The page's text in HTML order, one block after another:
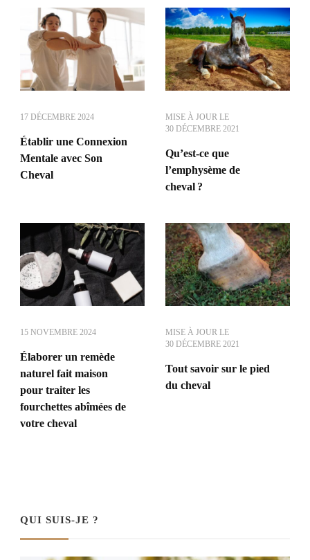
17 DÉCEMBRE 2024
Établir une Connexion
Mentale avec Son
Cheval
MISE À JOUR LE
30 DÉCEMBRE 2021
Qu’est-ce que
l’emphysème de
cheval ?
15 NOVEMBRE 2024
Élaborer un remède
naturel fait maison
pour traiter les
fourchettes abîmées de
votre cheval
MISE À JOUR LE
30 DÉCEMBRE 2021
Tout savoir sur le pied
du cheval
QUI SUIS-JE ?